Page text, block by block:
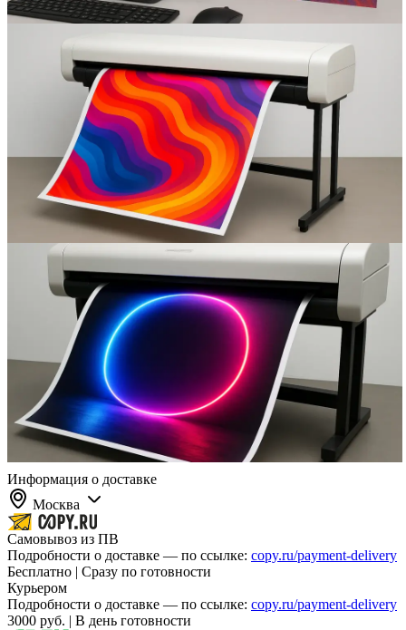
Информация о доставке
Москва
Самовывоз из ПВ
Подробности о доставке — по ссылке: copy.ru/payment-delivery
Бесплатно | Сразу по готовности
Курьером
Подробности о доставке — по ссылке: copy.ru/payment-delivery
3000 руб. | В день готовности